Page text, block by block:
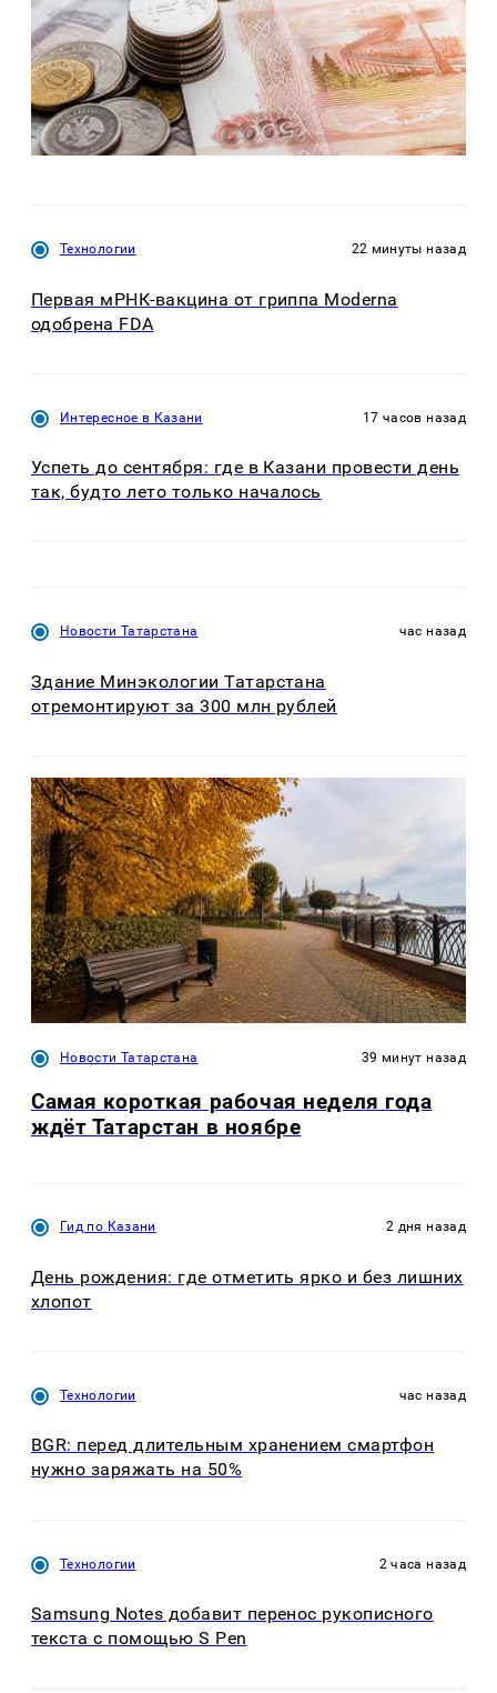
Технологии 22 минуты назад
Первая мРНК-вакцина от гриппа Moderna
одобрена FDA
Интересное в Казани 17 часов назад
Успеть до сентября: где в Казани провести день
так, будто лето только началось
Новости Татарстана час назад
Здание Минэкологии Татарстана
отремонтируют за 300 млн рублей
Новости Татарстана 39 минут назад
Самая короткая рабочая неделя года
ждёт Татарстан в ноябре
Гид по Казани 2 дня назад
День рождения: где отметить ярко и без лишних
хлопот
Технологии час назад
BGR: перед длительным хранением смартфон
нужно заряжать на 50%
Технологии 2 часа назад
Samsung Notes добавит перенос рукописного
текста с помощью S Pen